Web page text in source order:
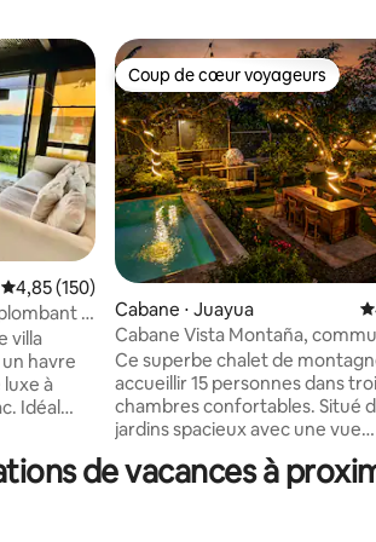
: 4,89 sur 5
Évaluation moyenne sur la base de 150
4,85 (150)
le
villa
havre
à
Idéal
de
Coup de cœur voyageurs
Coup de cœur voyageurs
Cabane ⋅ Juayua
Cabane Vista Montaña,
la nature
Ce superbe chalet de
accueillir 15 personnes dans
chambres confortables. Situé
jardins spacieux avec une vue
imprenable sur les montagnes,
tout : une piscine, un
de vacances à